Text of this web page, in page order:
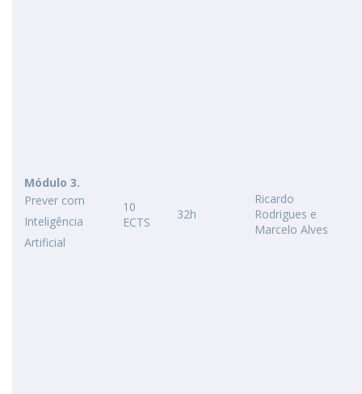
Módulo 3.
Prever com
Inteligência
Artificial
10
ECTS
32h
Ricardo
Rodrigues e
Marcelo Alves